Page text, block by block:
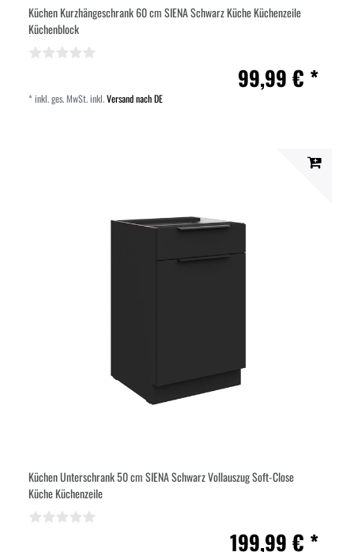
Küchen Kurzhängeschrank 60 cm SIENA Schwarz Küche Küchenzeile
Küchenblock
99,99 € *
*inkl. ges. MwSt.inkl.Versand nach DE
Küchen Unterschrank 50 cm SIENA Schwarz Vollauszug Soft-Close
Küche Küchenzeile
199,99 € *